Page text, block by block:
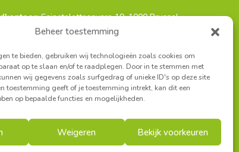
Beheer toestemming
te bieden, gebruiken wij technologieën zoals cookies om
op te slaan en/of te raadplegen. Door in te stemmen met
wij gegevens zoals surfgedrag of unieke ID's op deze site
toestemming geeft of je toestemming intrekt, kan dit een
op bepaalde functies en mogelijkheden.
Weigeren Bekijk voorkeuren
Sainctelettesquare 19, 1000 Brussel
Turnhoutsebaan 139A, 2140 Borgerhout